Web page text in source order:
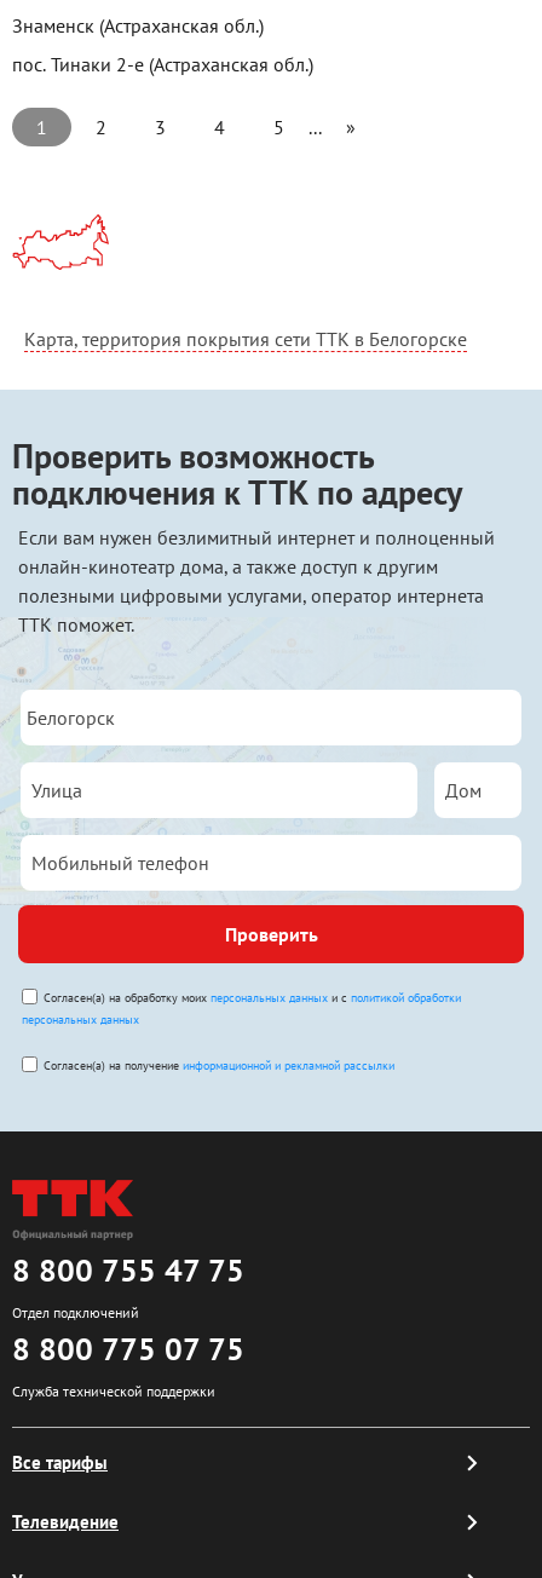
Знаменск (Астраханская обл.)
пос. Тинаки 2-е (Астраханская обл.)
1 2 3 4 5 ... »
Карта, территория покрытия сети ТТК в Белогорске
Проверить возможность
подключения к ТТК по адресу
Если вам нужен безлимитный интернет и полноценный
онлайн-кинотеатр дома, а также доступ к другим
полезными цифровыми услугами, оператор интернета
ТТК поможет.
Проверить
Согласен(а) на обработку моих персональных данных и с политикой обработки
персональных данных
Согласен(а) на получение информационной и рекламной рассылки
8 800 755 47 75
Отдел подключений
8 800 775 07 75
Служба технической поддержки
Все тарифы
Телевидение